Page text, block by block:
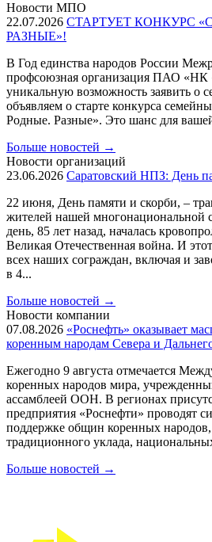
Новости МПО
22.07.2026 СТАРТУЕТ КОНКУРС
РАЗНЫЕ»!
В Год единства народов России
профсоюзная организация ПАО «НК
уникальную возможность заявить о
объявляем о старте конкурса
Родные. Разные». Это шанс для
Больше новостей →
Новости организаций
23.06.2026 Саратовский НПЗ: День
22 июня, День памяти и скорби, –
жителей нашей
день, 85 лет назад, началась
Великая Отечественная война. И
всех наших сограждан, включая и
в 4...
Больше новостей →
Новости компании
07.08.2026 «Роснефть» оказывает
коренным народам Севера и
Ежегодно 9 августа отмечается
коренных народов мира,
ассамблеей ООН. В регионах
предприятия «Роснефти» проводят
поддержке общин коренных
традиционного уклада,
Больше новостей →